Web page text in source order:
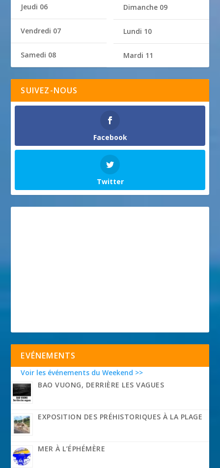
Jeudi 06
Vendredi 07
Samedi 08
Dimanche 09
Lundi 10
Mardi 11
SUIVEZ-NOUS
Facebook
Twitter
EVÉNEMENTS
Voir les événements du Weekend >>
BAO VUONG, DERRIÈRE LES VAGUES
EXPOSITION DES PRÉHISTORIQUES À LA PLAGE
MER À L’ÉPHÉMÈRE